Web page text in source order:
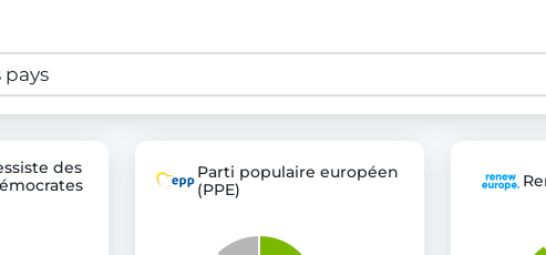
des
Parti populaire européen
(PPE)